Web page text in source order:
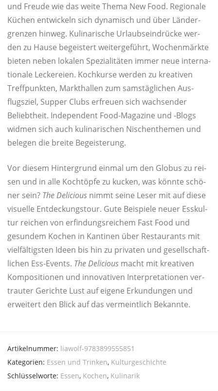
und Freu­de wie das wei­te The­ma New Food. Regio­na­le
Küchen ent­wi­ckeln sich dyna­misch und über Län­der­
gren­zen hin­weg. Kuli­na­ri­sche Urlaubs­ein­drü­cke wer­
den zu Hau­se begeis­tert wei­ter­ge­führt, Wochen­märk­te
bie­ten neben loka­len Spe­zia­li­tä­ten immer neue inter­na­
tio­na­le Lecke­rei­en. Koch­kur­se wer­den zu krea­ti­ven
Treff­punk­ten, Markt­hal­len zum sams­täg­li­chen Aus­
flugs­ziel, Sup­per Clubs erfreu­en sich wach­sen­der
Beliebt­heit. Inde­pen­dent Food-Maga­zi­ne und ‑Blogs
wid­men sich auch kuli­na­ri­schen Nischen­the­men und
bele­gen die brei­te Begeisterung.
Vor die­sem Hin­ter­grund ein­mal um den Glo­bus zu rei­
sen und in alle Koch­töp­fe zu kucken, was könn­te schö­
ner sein? The Deli­cious nimmt sei­ne Leser mit auf die­se
visu­el­le Ent­de­ckungs­tour. Gute Bei­spie­le neu­er Ess­kul­
tur rei­chen von erfin­dungs­rei­chem Fast Food und
gesun­dem Kochen in Kan­ti­nen über Restau­rants mit
viel­fäl­tigs­ten Ideen bis hin zu pri­va­ten und gesell­schaft­
li­chen Ess-Events. The Deli­cious macht mit krea­ti­ven
Kom­po­si­tio­nen und inno­va­ti­ven Inter­pre­ta­tio­nen ver­
trau­ter Gerich­te Lust auf eige­ne Erkun­dun­gen und
erwei­tert den Blick auf das ver­meint­lich Bekannte.
Artikelnummer: liawolf-9783899555851
Kategorien: Essen und Trinken, Kulturgeschichte
Schlüsselworte: Essen, Kochen, Kulinarik